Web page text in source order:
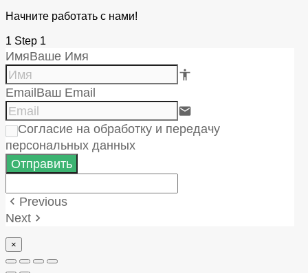
Начните работать с нами!
1 Step 1
ИмяВаше Имя
accessibility e84e
EmailВаш Email
email
Согласие на обработку и передачу
персональных данных
Отправить
keyboard_arrow_left Previous
Next keyboard_arrow_right
×